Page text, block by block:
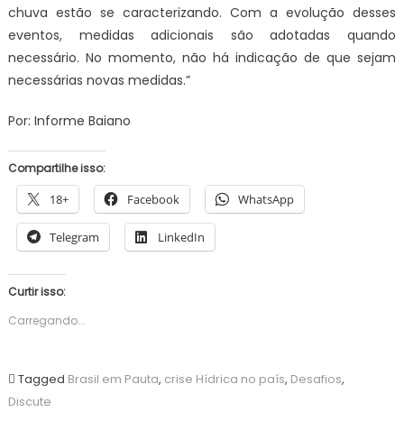
chuva estão se caracterizando. Com a evolução desses
eventos, medidas adicionais são adotadas quando
necessário. No momento, não há indicação de que sejam
necessárias novas medidas.”
Por: Informe Baiano
Compartilhe isso:
18+ Facebook WhatsApp
Telegram LinkedIn
Curtir isso:
Carregando...
Tagged Brasil em Pauta, crise Hídrica no país, Desafios,
Discute